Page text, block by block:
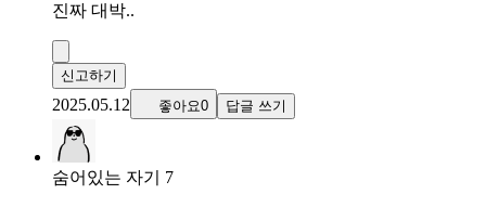
진짜 대박..
신고하기
2025.05.12 좋아요0 답글 쓰기
숨어있는 자기 7